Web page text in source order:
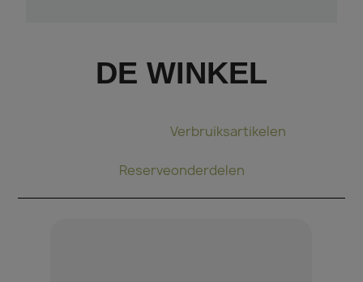
DE WINKEL
Verbruiksartikelen
Reserveonderdelen